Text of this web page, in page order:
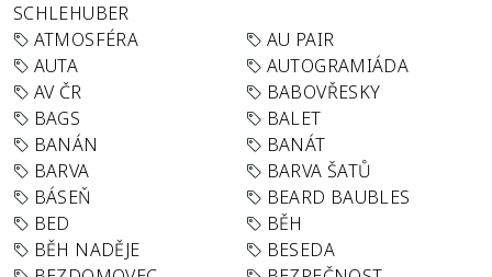
SCHLEHUBER
ATMOSFÉRA
AU PAIR
AUTA
AUTOGRAMIÁDA
AV ČR
BABOVŘESKY
BAGS
BALET
BANÁN
BANÁT
BARVA
BARVA ŠATŮ
BÁSEŇ
BEARD BAUBLES
BED
BĚH
BĚH NADĚJE
BESEDA